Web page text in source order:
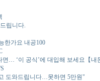
립니다.
한가요 내공100
… ‘이 공식’에 대입해 보세요【내
도와드립니다…못하면 5만원"